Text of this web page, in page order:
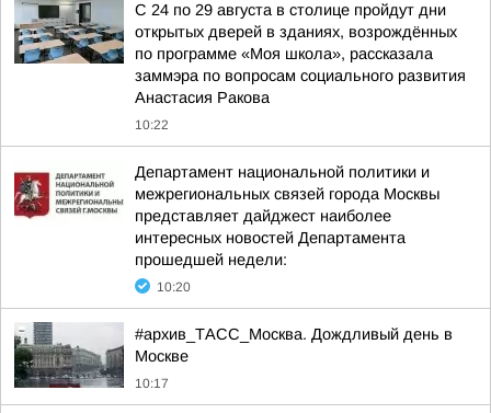
С 24 по 29 августа в столице пройдут дни
открытых дверей в зданиях, возрождённых
по программе «Моя школа», рассказала
заммэра по вопросам социального развития
Анастасия Ракова
10:22
Департамент национальной политики и
межрегиональных связей города Москвы
представляет дайджест наиболее
интересных новостей Департамента
прошедшей недели:
10:20
#архив_ТАСС_Москва. Дождливый день в
Москве
10:17